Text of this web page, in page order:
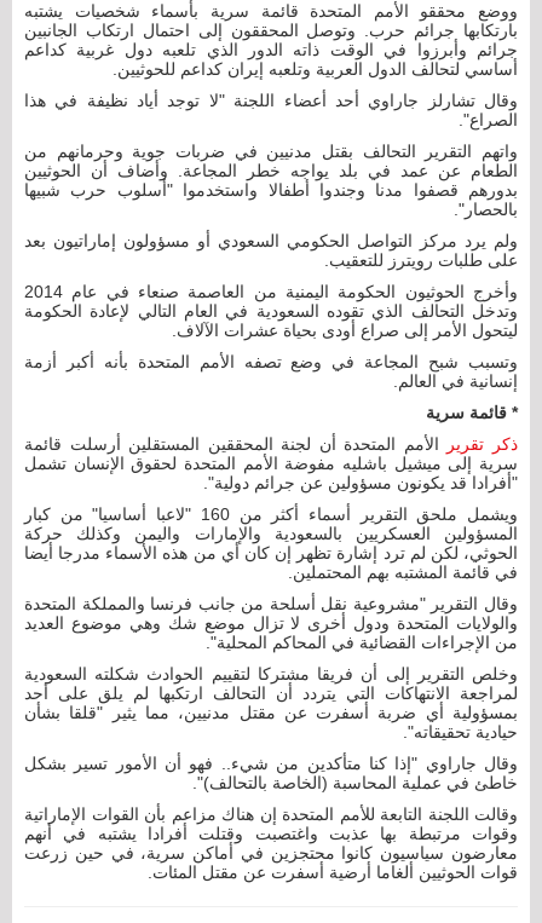
ووضع محققو الأمم المتحدة قائمة سرية بأسماء شخصيات يشتبه
بارتكابها جرائم حرب. وتوصل المحققون إلى احتمال ارتكاب الجانبين
جرائم وأبرزوا في الوقت ذاته الدور الذي تلعبه دول غربية كداعم
أساسي لتحالف الدول العربية وتلعبه إيران كداعم للحوثيين.
وقال تشارلز جاراوي أحد أعضاء اللجنة "لا توجد أياد نظيفة في هذا
الصراع".
واتهم التقرير التحالف بقتل مدنيين في ضربات جوية وحرمانهم من
الطعام عن عمد في بلد يواجه خطر المجاعة. وأضاف أن الحوثيين
بدورهم قصفوا مدنا وجندوا أطفالا واستخدموا "أسلوب حرب شبيها
بالحصار".
ولم يرد مركز التواصل الحكومي السعودي أو مسؤولون إماراتيون بعد
على طلبات رويترز للتعقيب.
وأخرج الحوثيون الحكومة اليمنية من العاصمة صنعاء في عام 2014
وتدخل التحالف الذي تقوده السعودية في العام التالي لإعادة الحكومة
ليتحول الأمر إلى صراع أودى بحياة عشرات الآلاف.
وتسبب شبح المجاعة في وضع تصفه الأمم المتحدة بأنه أكبر أزمة
إنسانية في العالم.
* قائمة سرية
ذكر تقرير
الأمم المتحدة أن لجنة المحققين المستقلين أرسلت قائمة
سرية إلى ميشيل باشليه مفوضة الأمم المتحدة لحقوق الإنسان تشمل
"أفرادا قد يكونون مسؤولين عن جرائم دولية".
ويشمل ملحق التقرير أسماء أكثر من 160 "لاعبا أساسيا" من كبار
المسؤولين العسكريين بالسعودية والإمارات واليمن وكذلك حركة
الحوثي، لكن لم ترد إشارة تظهر إن كان أي من هذه الأسماء مدرجا أيضا
في قائمة المشتبه بهم المحتملين.
وقال التقرير "مشروعية نقل أسلحة من جانب فرنسا والمملكة المتحدة
والولايات المتحدة ودول أخرى لا تزال موضع شك وهي موضوع العديد
من الإجراءات القضائية في المحاكم المحلية".
وخلص التقرير إلى أن فريقا مشتركا لتقييم الحوادث شكلته السعودية
لمراجعة الانتهاكات التي يتردد أن التحالف ارتكبها لم يلق على أحد
بمسؤولية أي ضربة أسفرت عن مقتل مدنيين، مما يثير "قلقا بشأن
حيادية تحقيقاته".
وقال جاراوي "إذا كنا متأكدين من شيء.. فهو أن الأمور تسير بشكل
خاطئ في عملية المحاسبة (الخاصة بالتحالف)".
وقالت اللجنة التابعة للأمم المتحدة إن هناك مزاعم بأن القوات الإماراتية
وقوات مرتبطة بها عذبت واغتصبت وقتلت أفرادا يشتبه في أنهم
معارضون سياسيون كانوا محتجزين في أماكن سرية، في حين زرعت
قوات الحوثيين ألغاما أرضية أسفرت عن مقتل المئات.